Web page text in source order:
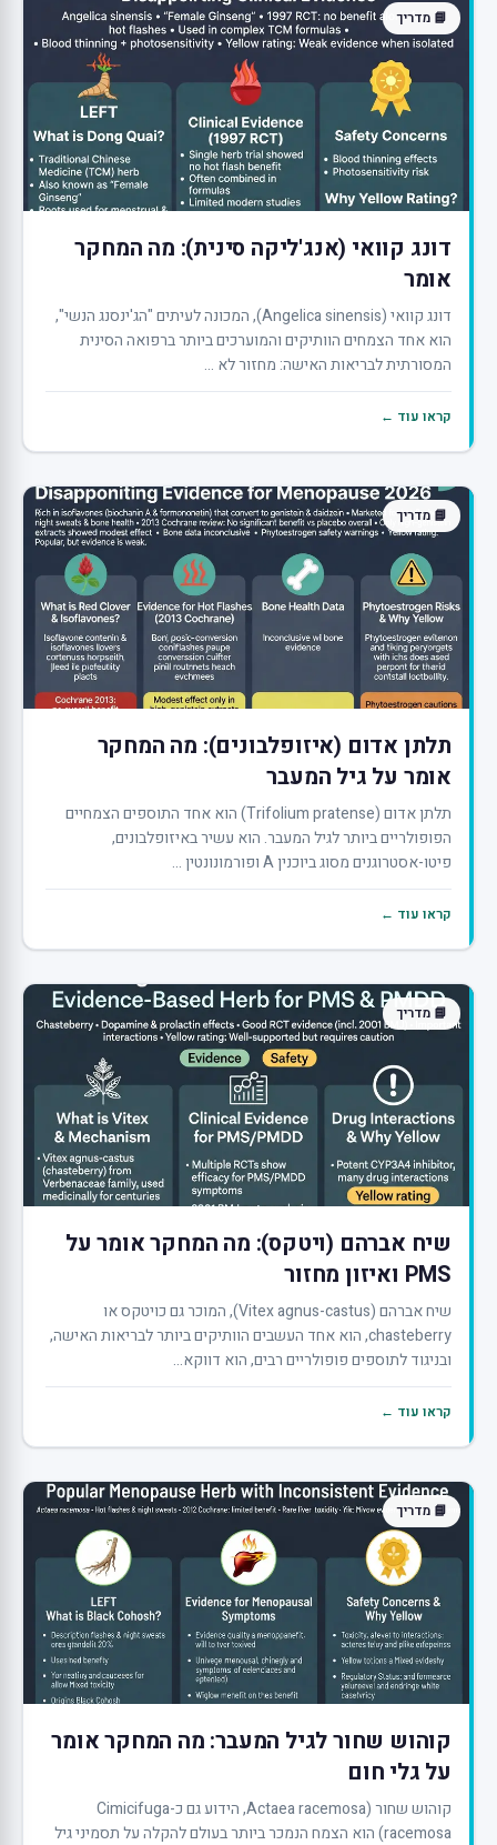
📘 מדריך
דונג קוואי (אנג'ליקה סינית): מה המחקר
אומר
דונג קוואי (Angelica sinensis), המכונה לעיתים "הג'ינסנג הנשי",
הוא אחד הצמחים הוותיקים והמוערכים ביותר ברפואה הסינית
המסורתית לבריאות האישה: מחזור לא ...
קראו עוד ←
📘 מדריך
תלתן אדום (איזופלבונים): מה המחקר
אומר על גיל המעבר
תלתן אדום (Trifolium pratense) הוא אחד התוספים הצמחיים
הפופולריים ביותר לגיל המעבר. הוא עשיר באיזופלבונים,
פיטו-אסטרוגנים מסוג ביוכנין A ופורמונונטין ...
קראו עוד ←
📘 מדריך
שיח אברהם (ויטקס): מה המחקר אומר על
PMS ואיזון מחזור
שיח אברהם (Vitex agnus-castus), המוכר גם כויטקס או
chasteberry, הוא אחד העשבים הוותיקים ביותר לבריאות האישה,
ובניגוד לתוספים פופולריים רבים, הוא דווקא...
קראו עוד ←
📘 מדריך
קוהוש שחור לגיל המעבר: מה המחקר אומר
על גלי חום
קוהוש שחור (Actaea racemosa, הידוע גם כ-Cimicifuga
racemosa) הוא הצמח הנמכר ביותר בעולם להקלה על תסמיני גיל